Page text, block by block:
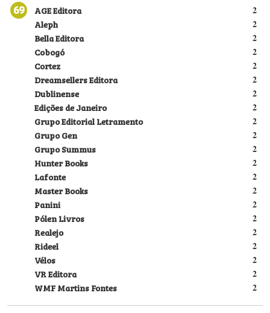
69 2
AGE Editora
2
Aleph
2
Bella Editora
2
Cobogó
2
Cortez
2
Dreamsellers Editora
2
Dublinense
2
Edições de Janeiro
2
Grupo Editorial Letramento
2
Grupo Gen
2
Grupo Summus
2
Hunter Books
2
Lafonte
2
Master Books
2
Panini
2
Pólen Livros
2
Realejo
2
Rideel
2
Vélos
2
VR Editora
2
WMF Martins Fontes